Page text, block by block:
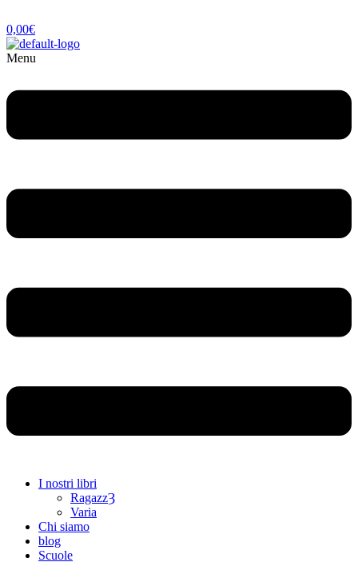
0,00€
Menu
I nostri libri
RagazzȜ
Varia
Chi siamo
blog
Scuole